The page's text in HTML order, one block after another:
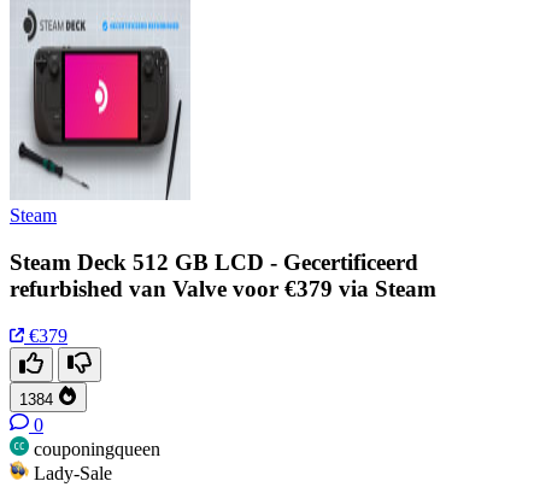
Steam
Steam Deck 512 GB LCD - Gecertificeerd
refurbished van Valve voor €379 via Steam
€379
1384
0
couponingqueen
Lady-Sale